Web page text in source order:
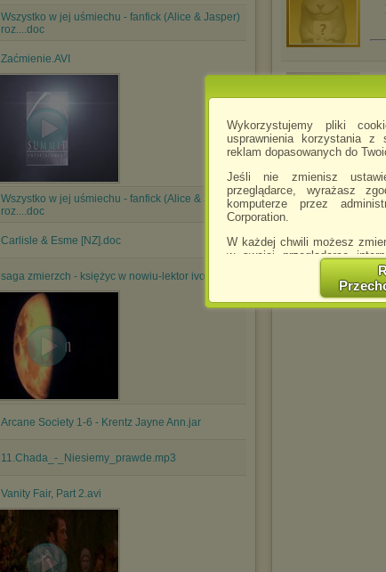
Wykorzystujemy pliki
usprawnienia korzystania z
reklam dopasowanych do
Jeśli nie zmienisz
przeglądarce, wyrażasz
komputerze przez
Corporation.
W każdej chwili możesz
w swojej przeglądarce
http://
Jednocześnie informujemy
spowodować ograniczenie
Wszystko w jej uśmiechu - fanfick (Alice & Jasper)
roz....doc
Zaćmienie.AVI
Wszystko w jej uśmiechu - fanfick (Alice & Jasper)
roz....doc
Carlisle & Esme [NZ].doc
saga zmierzch - księżyc w nowiu-lektor ivo.avi
Arcane Society 1-6 - Krentz Jayne Ann.jar
11.Chada_-_Niesiemy_prawde.mp3
Vanity Fair, Part 2.avi